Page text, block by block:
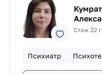
Стаж 22
Психиатр